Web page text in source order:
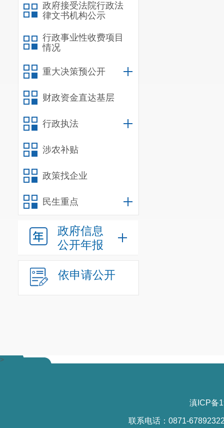
政府接受法院行政法
律文书机构公示
行政事业性收费项目
情况
重大决策预公开
财政资金直达基层
行政执法
涉农补贴
政策找企业
民生重点
政府信息
公开年报
依申请公开
>
滇ICP备
联系电话：0871-